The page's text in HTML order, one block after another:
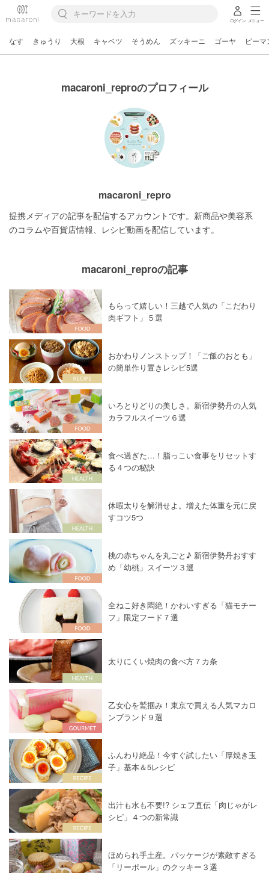
ログイン メニュー
なす きゅうり 大根 キャベツ そうめん ズッキーニ ゴーヤ ピーマ
macaroni_reproのプロフィール
macaroni_repro
提携メディアの記事を配信するアカウントです。新商品や美容系
のコラムや百貨店情報、レシピ動画を配信しています。
macaroni_reproの記事
もらって嬉しい！三越で人気の「こだわり
肉ギフト」５選
おかわりノンストップ！「ご飯のおとも」
の簡単作り置きレシピ5選
いろとりどりの美しさ。新宿伊勢丹の人気
カラフルスイーツ６選
食べ過ぎた…！脂っこい食事をリセットす
る４つの秘訣
休暇太りを解消せよ。増えた体重を元に戻
すコツ5つ
桃の赤ちゃんを丸ごと♪ 新宿伊勢丹おすす
め「幼桃」スイーツ３選
全ねこ好き悶絶！かわいすぎる「猫モチー
フ」限定フード７選
太りにくい焼肉の食べ方７カ条
乙女心を鷲掴み！東京で買える人気マカロ
ンブランド９選
ふんわり絶品！今すぐ試したい「厚焼き玉
子」基本＆5レシピ
出汁も水も不要!? シェフ直伝「肉じゃがレ
シピ」４つの新常識
ほめられ手土産。パッケージが素敵すぎる
「リーポール」のクッキー３選